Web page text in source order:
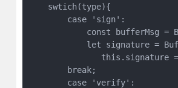
    swtich(type){
        case 'sign':
const bufferMsg =
let signature =
this.signature
        break;
        case 'verify':